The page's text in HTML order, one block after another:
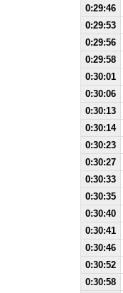
0:29:46
0:29:53
0:29:56
0:29:58
0:30:01
0:30:06
0:30:13
0:30:14
0:30:23
0:30:27
0:30:33
0:30:35
0:30:40
0:30:41
0:30:46
0:30:52
0:30:58